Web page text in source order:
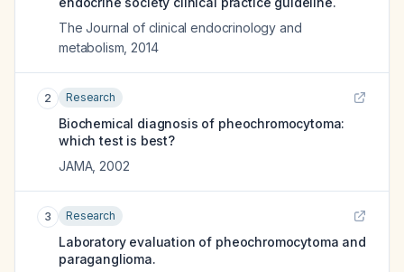
The Journal of clinical endocrinology and
metabolism 2014
2 Research
Biochemical diagnosis of pheochromocytoma:
which test is best?
JAMA, 2002
3 Research
Laboratory evaluation of pheochromocytoma and
paraganglioma.